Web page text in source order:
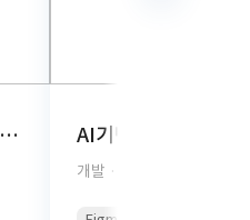
AI-BOX 기반 실내/노상 지능형 공유 주차 관제 시스템 개발
개발 · 디자인 · 기획